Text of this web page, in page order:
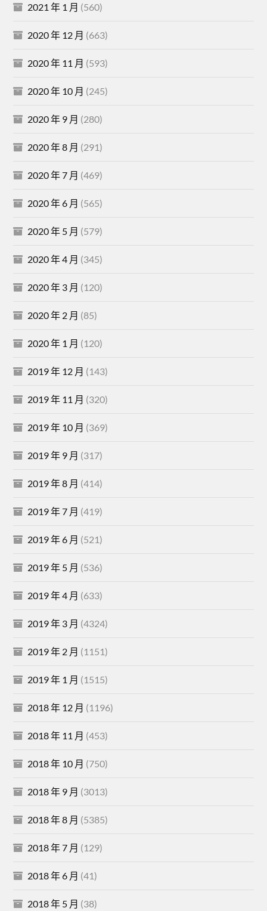
2021 年 1 月 (560)
2020 年 12 月 (663)
2020 年 11 月 (593)
2020 年 10 月 (245)
2020 年 9 月 (280)
2020 年 8 月 (291)
2020 年 7 月 (469)
2020 年 6 月 (565)
2020 年 5 月 (579)
2020 年 4 月 (345)
2020 年 3 月 (120)
2020 年 2 月 (85)
2020 年 1 月 (120)
2019 年 12 月 (143)
2019 年 11 月 (320)
2019 年 10 月 (369)
2019 年 9 月 (317)
2019 年 8 月 (414)
2019 年 7 月 (419)
2019 年 6 月 (521)
2019 年 5 月 (536)
2019 年 4 月 (633)
2019 年 3 月 (4324)
2019 年 2 月 (1151)
2019 年 1 月 (1515)
2018 年 12 月 (1196)
2018 年 11 月 (453)
2018 年 10 月 (750)
2018 年 9 月 (3013)
2018 年 8 月 (5385)
2018 年 7 月 (129)
2018 年 6 月 (41)
2018 年 5 月 (38)